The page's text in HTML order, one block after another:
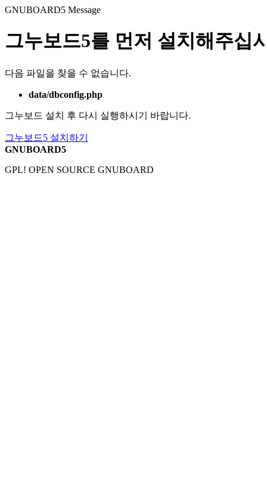
GNUBOARD5 Message
그누보드5를 먼저 설치해주십
다음 파일을 찾을 수 없습니다.
data/dbconfig.php
그누보드 설치 후 다시 실행하시기 바랍니다.
그누보드5 설치하기
GNUBOARD5
GPL! OPEN SOURCE GNUBOARD